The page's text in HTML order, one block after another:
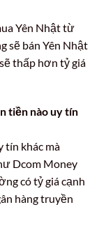
Yên Nhật từ
sẽ bán Yên Nhật
thấp hơn tỷ giá
tiền nào uy tín
tín khác mà
Dcom Money
có tỷ giá cạnh
hàng truyền